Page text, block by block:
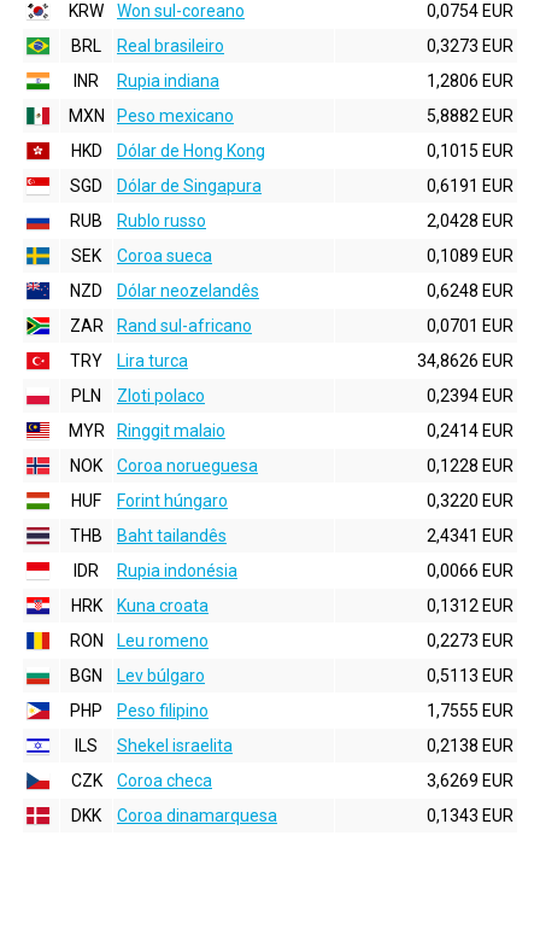
KRW
Won sul-coreano
0,0754 EUR
BRL
Real brasileiro
0,3273 EUR
INR
Rupia indiana
1,2806 EUR
MXN
Peso mexicano
5,8882 EUR
HKD
Dólar de Hong Kong
0,1015 EUR
SGD
Dólar de Singapura
0,6191 EUR
RUB
Rublo russo
2,0428 EUR
SEK
Coroa sueca
0,1089 EUR
NZD
Dólar neozelandês
0,6248 EUR
ZAR
Rand sul-africano
0,0701 EUR
TRY
Lira turca
34,8626 EUR
PLN
Zloti polaco
0,2394 EUR
MYR
Ringgit malaio
0,2414 EUR
NOK
Coroa norueguesa
0,1228 EUR
HUF
Forint húngaro
0,3220 EUR
THB
Baht tailandês
2,4341 EUR
IDR
Rupia indonésia
0,0066 EUR
HRK
Kuna croata
0,1312 EUR
RON
Leu romeno
0,2273 EUR
BGN
Lev búlgaro
0,5113 EUR
PHP
Peso filipino
1,7555 EUR
ILS
Shekel israelita
0,2138 EUR
CZK
Coroa checa
3,6269 EUR
DKK
Coroa dinamarquesa 0,1343 EUR